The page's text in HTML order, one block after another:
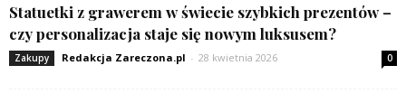
Statuetki z grawerem w świecie szybkich prezentów –
czy personalizacja staje się nowym luksusem?
Zakupy Redakcja Zareczona.pl - 28 kwietnia 2026 0